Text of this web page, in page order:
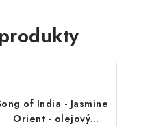
of India - Jasmine
Orient - olejový